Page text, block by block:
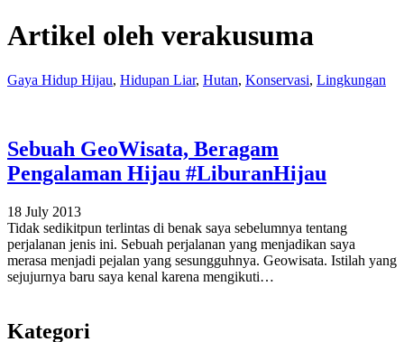
Artikel oleh verakusuma
Gaya Hidup Hijau, Hidupan Liar, Hutan, Konservasi, Lingkungan
Sebuah GeoWisata, Beragam
Pengalaman Hijau #LiburanHijau
18 July 2013
Tidak sedikitpun terlintas di benak saya sebelumnya tentang
perjalanan jenis ini. Sebuah perjalanan yang menjadikan saya
merasa menjadi pejalan yang sesungguhnya. Geowisata. Istilah yang
sejujurnya baru saya kenal karena mengikuti…
Kategori